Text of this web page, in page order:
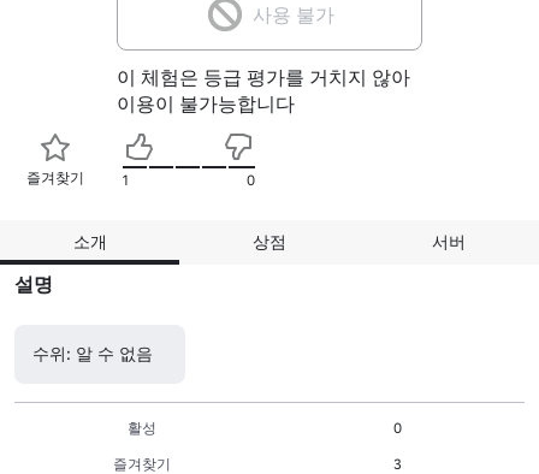
사용 불가
이 체험은 등급 평가를 거치지 않아
이용이 불가능합니다
즐겨찾기 1 0
소개 상점 서버
설명
수위: 알 수 없음
활성
0
즐겨찾기
3